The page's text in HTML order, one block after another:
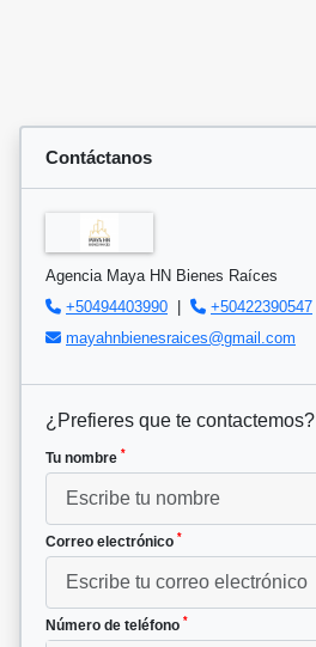
Contáctanos
Agencia Maya HN Bienes Raíces
+50494403990 |
+50422390547
mayahnbienesraices@gmail.com
¿Prefieres que te contactemos?
Tu nombre *
Correo electrónico *
Número de teléfono *